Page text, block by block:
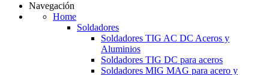
Navegación
Home
Soldadores
Soldadores TIG AC DC Aceros y
Aluminios
Soldadores TIG DC para aceros
Soldadores MIG MAG para acero y